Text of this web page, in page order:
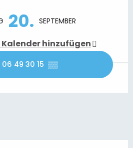
20. SEPTEMBER
Kalender hinzufügen
06 49 30 15 ▒▒